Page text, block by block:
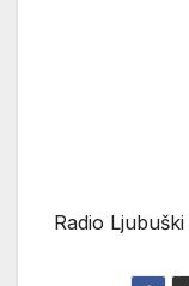
Radio Ljubuški